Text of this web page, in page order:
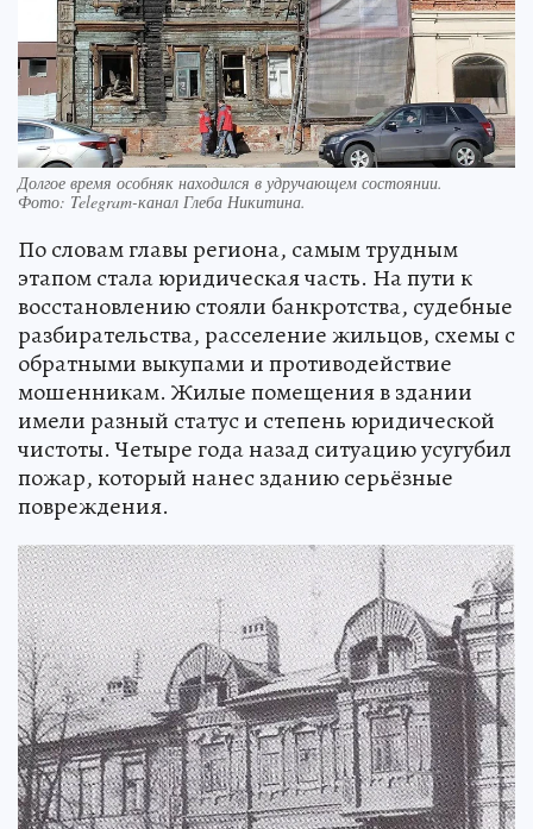
Долгое время особняк находился в удручающем состоянии.
Фото: Telegram-канал Глеба Никитина.
По словам главы региона, самым трудным
этапом стала юридическая часть. На пути к
восстановлению стояли банкротства, судебные
разбирательства, расселение жильцов, схемы с
обратными выкупами и противодействие
мошенникам. Жилые помещения в здании
имели разный статус и степень юридической
чистоты. Четыре года назад ситуацию усугубил
пожар, который нанес зданию серьёзные
повреждения.